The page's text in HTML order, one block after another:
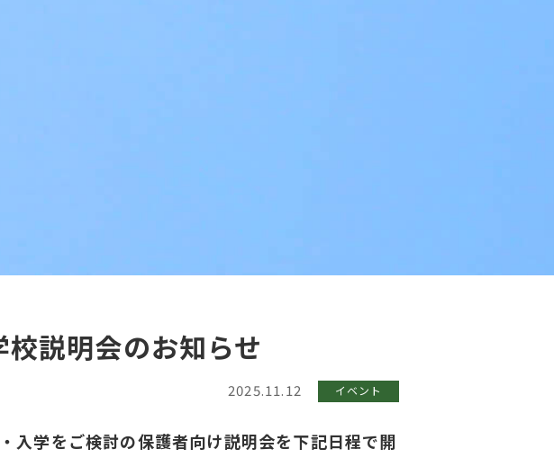
説明会のお知らせ
2025.11.12 イベント
入学をご検討の保護者向け説明会を下記日程で開